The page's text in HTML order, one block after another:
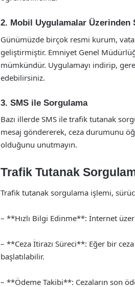
2. Mobil Uygulamalar Üzerinden
Günümüzde birçok resmi kurum,
geliştirmiştir. Emniyet Genel
mümkündür. Uygulamayı indirip,
edebilirsiniz.
3. SMS ile Sorgulama
Bazı illerde SMS ile trafik tutanak
mesaj göndererek, ceza durumunu
olduğunu unutmayın.
Trafik Tutanak
Trafik tutanak sorgulama işlemi,
– **Hızlı Bilgi Edinme**: İnternet
– **Ceza İtirazı Süreci**: Eğer bir
başlatılabilir.
– **Ödeme Takibi**: Cezaların son